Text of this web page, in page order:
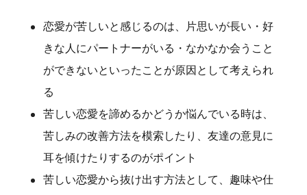
恋愛が苦しいと感じるのは、片思いが長い・好
きな人にパートナーがいる・なかなか会うこと
ができないといったことが原因として考えられ
る
苦しい恋愛を諦めるかどうか悩んでいる時は、
苦しみの改善方法を模索したり、友達の意見に
耳を傾けたりするのがポイント
苦しい恋愛から抜け出す方法として、趣味や仕